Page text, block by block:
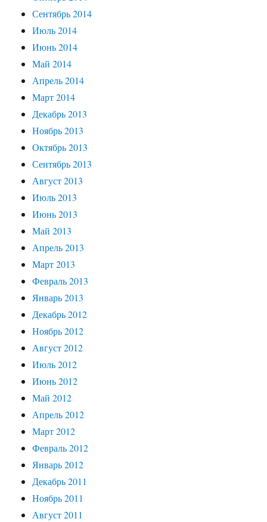
Сентябрь 2014
Июль 2014
Июнь 2014
Май 2014
Апрель 2014
Март 2014
Декабрь 2013
Ноябрь 2013
Октябрь 2013
Сентябрь 2013
Август 2013
Июль 2013
Июнь 2013
Май 2013
Апрель 2013
Март 2013
Февраль 2013
Январь 2013
Декабрь 2012
Ноябрь 2012
Август 2012
Июль 2012
Июнь 2012
Май 2012
Апрель 2012
Март 2012
Февраль 2012
Январь 2012
Декабрь 2011
Ноябрь 2011
Август 2011